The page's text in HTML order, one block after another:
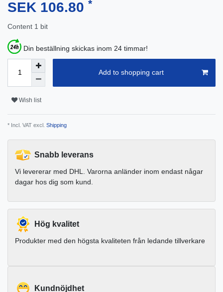
SEK 106.80 *
Content 1 bit
Din beställning skickas inom 24 timmar!
Add to shopping cart
Wish list
* Incl. VAT excl. Shipping
Snabb leverans
Vi levererar med DHL. Varorna anländer inom endast någar
dagar hos dig som kund.
Hög kvalitet
Produkter med den högsta kvaliteten från ledande tillverkare
Kundnöjdhet